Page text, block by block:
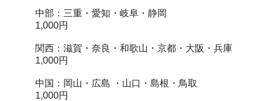
中部：三重・愛知・岐阜・静岡
1,000円
関西：滋賀・奈良・和歌山・京都・大阪・兵庫
1,000円
中国：岡山・広島 ・山口・島根・鳥取
1,000円